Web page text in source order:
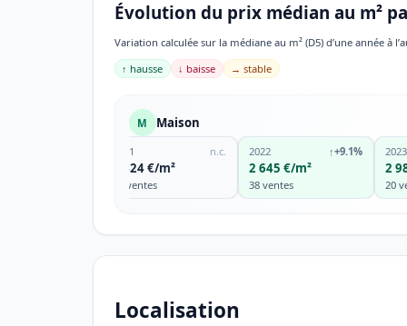
Évolution du prix médian au m²
Variation calculée sur la médiane au m² (D5) d’une année à
↑ hausse
↓ baisse → stable
M Maison
2021 n.c.
2 424 €/m²
45 ventes
2022 ↑+9.1%
2 645 €/m²
38 ventes
2023
2
20
Localisation